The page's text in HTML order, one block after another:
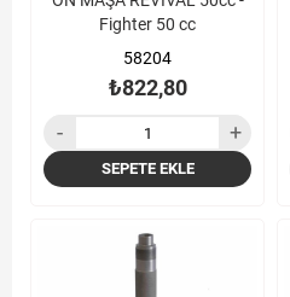
Fighter 50 cc
58204
₺822,80
SEPETE EKLE